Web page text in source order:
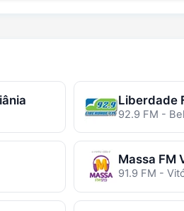
Liberdade
92.9 FM -
Massa FM
91.9 FM -